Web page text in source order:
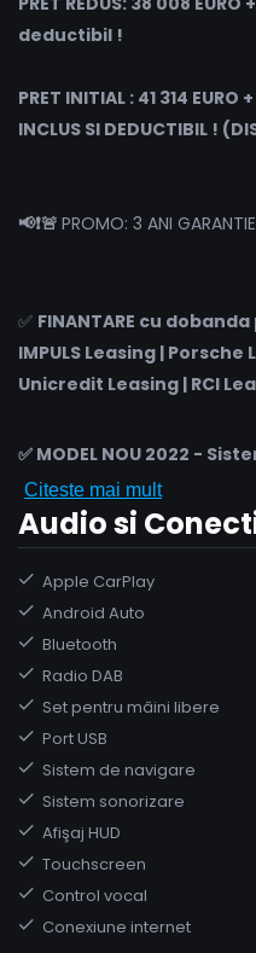
deductibil !
PRET INITIAL : 41 314
INCLUS SI DEDUCTIBIL !
📢❗🚨 PROMO: 3 ANI
✅ FINANTARE cu
IMPULS Leasing | Porsche
Unicredit Leasing | RCI
✅ MODEL NOU 2022 -
Citeste mai mult
Audio si
Apple CarPlay
Android Auto
Bluetooth
Radio DAB
Set pentru mâini libere
Port USB
Sistem de navigare
Sistem sonorizare
Afişaj HUD
Touchscreen
Control vocal
Conexiune internet